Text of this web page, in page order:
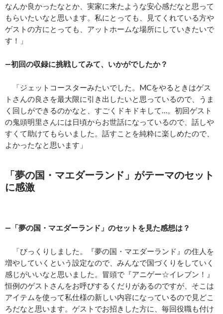
なんか良かったなとか、実家に来たような安心感だなと思って
もらいたいなと思います。私にとっても、見てくれている方や
ゲストの方にとっても、アットホームな場所にしていきたいで
す！」
―初回の収録に挑戦してみて、いかがでしたか？
「ジェットコースターみたいでした。MCをやるときはゲス
トさんの良さを最大限に引き出したいと思っているので、うま
く回しができるのかなと、すごくドキドキして…。初回ゲスト
の鬼頭明里さんには日頃からお世話になっているので、話しや
すくて助けてもらいました。話すことを純粋に楽しめたので、
よかったなと思います」
「夢の国・マエダーランド」がテーマのセット
に感激
―「夢の国・マエダーランド」のセットを見た感想は？
「びっくりしました。『夢の国・マエダーランド』の住人を
増やしていくという設定なので、みんなで国づくりをしていく
感じがいいなと思いました。冒頭で『アニゲー☆イレブン！』
恒例のゲストさんをお呼びするくだりがあるのですが、そこは
アイテムを使って私仕様の新しい内容になっているので見どこ
ろだなと思います。ゲストでお招きした方に、毎回役職も付け